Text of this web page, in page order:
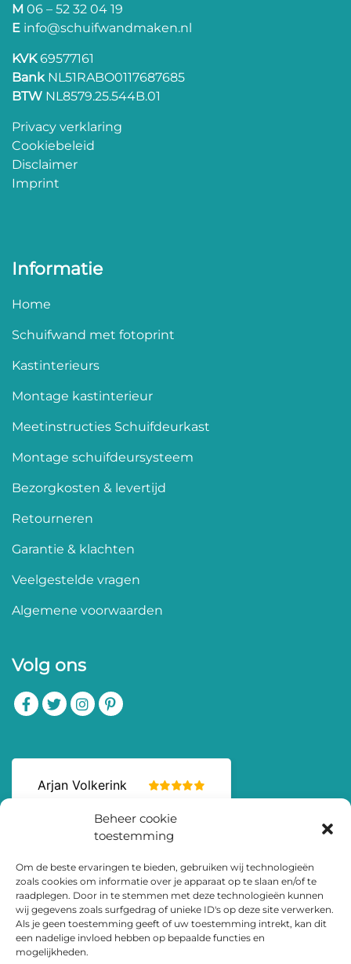
Beheer cookie
toestemming
Om de beste ervaringen te bieden, gebruiken wij technologieën
zoals cookies om informatie over je apparaat op te slaan en/of te
raadplegen. Door in te stemmen met deze technologieën kunnen
wij gegevens zoals surfgedrag of unieke ID's op deze site verwerken.
Als je geen toestemming geeft of uw toestemming intrekt, kan dit
een nadelige invloed hebben op bepaalde functies en
mogelijkheden.
M 06 – 52 32 04 19
E info@schuifwandmaken.nl
KVK69577161
BankNL51RABO0117687685
BTW NL8579.25.544B.01
Privacy verklaring
Cookiebeleid
Disclaimer
Imprint
Informatie
Home
Schuifwand met fotoprint
Kastinterieurs
Montage kastinterieur
Meetinstructies Schuifdeurkast
Montage schuifdeursysteem
Bezorgkosten & levertijd
Retourneren
Garantie & klachten
Veelgestelde vragen
Algemene voorwaarden
Volg ons